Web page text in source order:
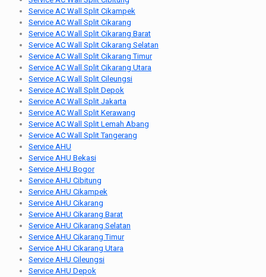
Service AC Wall Split Cikampek
Service AC Wall Split Cikarang
Service AC Wall Split Cikarang Barat
Service AC Wall Split Cikarang Selatan
Service AC Wall Split Cikarang Timur
Service AC Wall Split Cikarang Utara
Service AC Wall Split Cileungsi
Service AC Wall Split Depok
Service AC Wall Split Jakarta
Service AC Wall Split Kerawang
Service AC Wall Split Lemah Abang
Service AC Wall Split Tangerang
Service AHU
Service AHU Bekasi
Service AHU Bogor
Service AHU Cibitung
Service AHU Cikampek
Service AHU Cikarang
Service AHU Cikarang Barat
Service AHU Cikarang Selatan
Service AHU Cikarang Timur
Service AHU Cikarang Utara
Service AHU Cileungsi
Service AHU Depok